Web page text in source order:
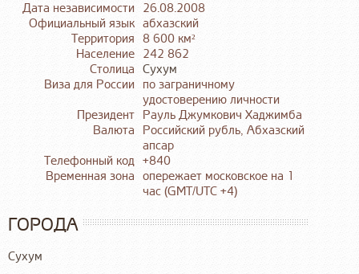
Дата независимости 26.08.2008
Официальный язык абхазский
Территория 8 600 км²
Население 242 862
Столица Сухум
Виза для России по заграничному
удостоверению личности
Президент Рауль Джумкович Хаджимба
Валюта
Российский рубль, Абхазский
апсар
Телефонный код +840
Временная зона опережает московское на 1
час (GMT/UTC +4)
ГОРОДА
Сухум